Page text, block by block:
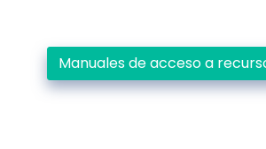
Manuales de acceso a